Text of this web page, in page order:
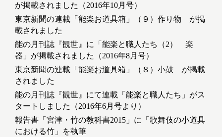
が掲載されました（2016年10月号）
東京新聞の連載「能楽お道具箱」（９）作り物 が掲
載されました
能の月刊誌『観世』に「能楽と職人たち（2） 楽
器」が掲載されました（2016年8月号）
東京新聞の連載「能楽お道具箱」（８）小鼓 が掲載
されました
能の月刊誌『観世』にて連載「能楽と職人たち」がス
タートしました（2016年6月号より）
報告書「宮津・竹の教科書2015」に「歌舞伎の小道具
における竹」を執筆